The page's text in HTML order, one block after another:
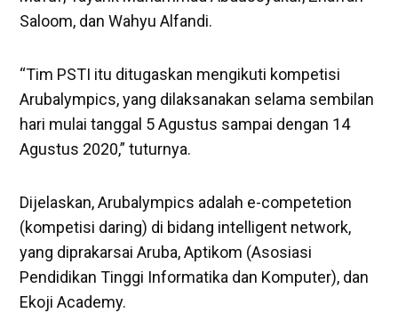
Saloom, dan Wahyu Alfandi.
“Tim PSTI itu ditugaskan mengikuti kompetisi
Arubalympics, yang dilaksanakan selama sembilan
hari mulai tanggal 5 Agustus sampai dengan 14
Agustus 2020,” tuturnya.
Dijelaskan, Arubalympics adalah e-competetion
(kompetisi daring) di bidang intelligent network,
yang diprakarsai Aruba, Aptikom (Asosiasi
Pendidikan Tinggi Informatika dan Komputer), dan
Ekoji Academy.